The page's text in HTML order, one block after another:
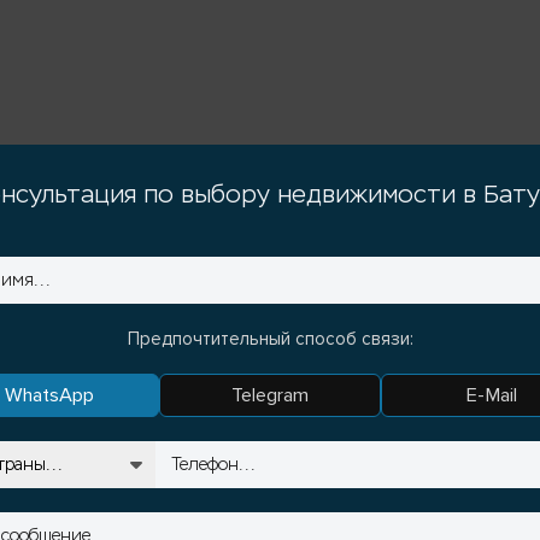
по выбору недвижимости в
Предпочтительный способ связи:
WhatsApp Telegram E-Mail